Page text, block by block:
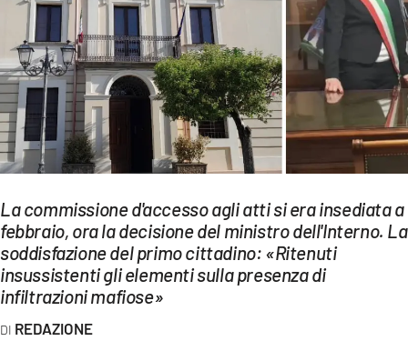
EVENTI
SPORT
Streaming
LAC TV
LAC ONAIR
LaC
Network
LACPLAY.IT
La commissione d'accesso agli atti si era insediata a
febbraio, ora la decisione del ministro dell'Interno. La
soddisfazione del primo cittadino: «Ritenuti
insussistenti gli elementi sulla presenza di
infiltrazioni mafiose»
REDAZIONE